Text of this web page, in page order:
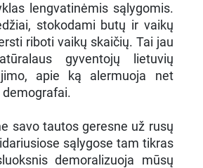
lengvatinėmis sąlygomis.
stokodami butų ir vaikų
riboti vaikų skaičių. Tai jau
gyventojų lietuvių
apie ką alermuoja net
savo tautos geresne už rusų
sąlygose tam tikras
demoralizuoja mūsų